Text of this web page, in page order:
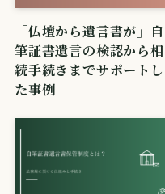
「仏壇から遺言書が」自
筆証書遺言の検認から相
続手続きまでサポートし
た事例